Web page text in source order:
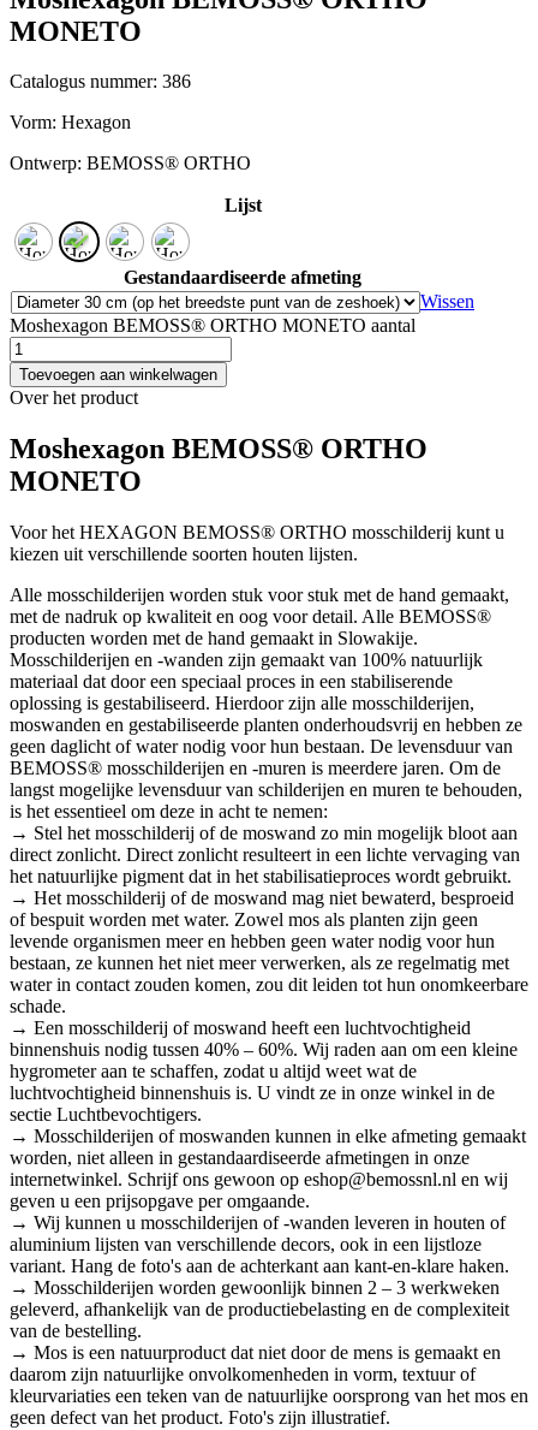
MONETO
Catalogus nummer: 386
Vorm: Hexagon
Ontwerp: BEMOSS® ORTHO
Lijst
Gestandaardiseerde afmeting
Wissen
Moshexagon BEMOSS® ORTHO MONETO aantal
Toevoegen aan winkelwagen
Over het product
Moshexagon BEMOSS® ORTHO
MONETO
Voor het HEXAGON BEMOSS® ORTHO mosschilderij kunt u
kiezen uit verschillende soorten houten lijsten.
Alle mosschilderijen worden stuk voor stuk met de hand gemaakt,
met de nadruk op kwaliteit en oog voor detail. Alle BEMOSS®
producten worden met de hand gemaakt in Slowakije.
Mosschilderijen en -wanden zijn gemaakt van 100% natuurlijk
materiaal dat door een speciaal proces in een stabiliserende
oplossing is gestabiliseerd. Hierdoor zijn alle mosschilderijen,
moswanden en gestabiliseerde planten onderhoudsvrij en hebben ze
geen daglicht of water nodig voor hun bestaan. De levensduur van
BEMOSS® mosschilderijen en -muren is meerdere jaren. Om de
langst mogelijke levensduur van schilderijen en muren te behouden,
is het essentieel om deze in acht te nemen:
→ Stel het mosschilderij of de moswand zo min mogelijk bloot aan
direct zonlicht. Direct zonlicht resulteert in een lichte vervaging van
het natuurlijke pigment dat in het stabilisatieproces wordt gebruikt.
→ Het mosschilderij of de moswand mag niet bewaterd, besproeid
of bespuit worden met water. Zowel mos als planten zijn geen
levende organismen meer en hebben geen water nodig voor hun
bestaan, ze kunnen het niet meer verwerken, als ze regelmatig met
water in contact zouden komen, zou dit leiden tot hun onomkeerbare
schade.
→ Een mosschilderij of moswand heeft een luchtvochtigheid
binnenshuis nodig tussen 40% – 60%. Wij raden aan om een kleine
hygrometer aan te schaffen, zodat u altijd weet wat de
luchtvochtigheid binnenshuis is. U vindt ze in onze winkel in de
sectie Luchtbevochtigers.
→ Mosschilderijen of moswanden kunnen in elke afmeting gemaakt
worden, niet alleen in gestandaardiseerde afmetingen in onze
internetwinkel. Schrijf ons gewoon op eshop@bemossnl.nl en wij
geven u een prijsopgave per omgaande.
→ Wij kunnen u mosschilderijen of -wanden leveren in houten of
aluminium lijsten van verschillende decors, ook in een lijstloze
variant. Hang de foto's aan de achterkant aan kant-en-klare haken.
→ Mosschilderijen worden gewoonlijk binnen 2 – 3 werkweken
geleverd, afhankelijk van de productiebelasting en de complexiteit
van de bestelling.
→ Mos is een natuurproduct dat niet door de mens is gemaakt en
daarom zijn natuurlijke onvolkomenheden in vorm, textuur of
kleurvariaties een teken van de natuurlijke oorsprong van het mos en
geen defect van het product. Foto's zijn illustratief.